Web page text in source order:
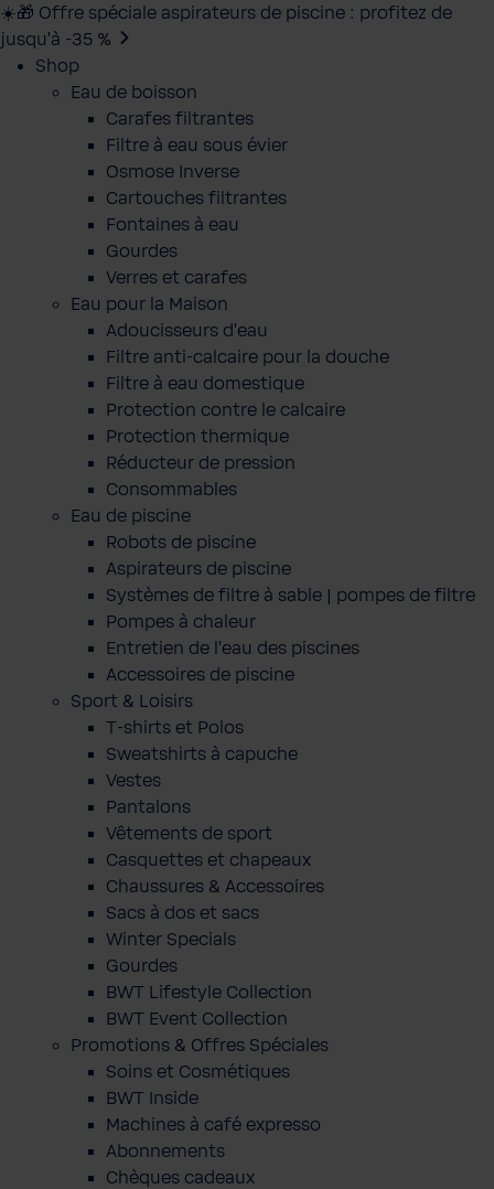
☀️🎁 Offre spéciale aspirateurs de piscine : profitez de
jusqu’à -35 %
Shop
Eau de boisson
Carafes filtrantes
Filtre à eau sous évier
Osmose Inverse
Cartouches filtrantes
Fontaines à eau
Gourdes
Verres et carafes
Eau pour la Maison
Adoucisseurs d'eau
Filtre anti-calcaire pour la douche
Filtre à eau domestique
Protection contre le calcaire
Protection thermique
Réducteur de pression
Consommables
Eau de piscine
Robots de piscine
Aspirateurs de piscine
Systèmes de filtre à sable | pompes de filtre
Pompes à chaleur
Entretien de l'eau des piscines
Accessoires de piscine
Sport & Loisirs
T-shirts et Polos
Sweatshirts à capuche
Vestes
Pantalons
Vêtements de sport
Casquettes et chapeaux
Chaussures & Accessoires
Sacs à dos et sacs
Winter Specials
Gourdes
BWT Lifestyle Collection
BWT Event Collection
Promotions & Offres Spéciales
Soins et Cosmétiques
BWT Inside
Machines à café expresso
Abonnements
Chèques cadeaux